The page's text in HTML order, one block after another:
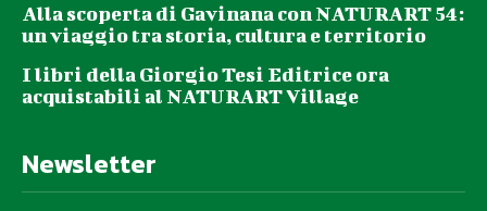
Alla scoperta di Gavinana con NATURART 54:
un viaggio tra storia, cultura e territorio
I libri della Giorgio Tesi Editrice ora
acquistabili al NATURART Village
Newsletter